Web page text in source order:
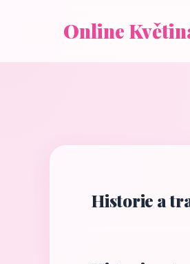
Online
Historie a